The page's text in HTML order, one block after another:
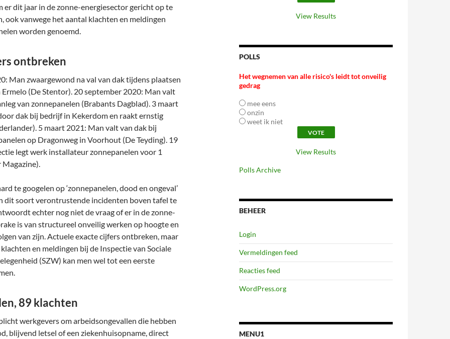
er dit jaar in de zonne-energiesector gericht op te
ook vanwege het aantal klachten en meldingen
worden genoemd.
ontbreken
Man zwaargewond na val van dak tijdens plaatsen
(De Stentor). 20 september 2020: Man valt
van zonnepanelen (Brabants Dagblad). 3 maart
dak bij bedrijf in Kekerdom en raakt ernstig
5 maart 2021: Man valt van dak bij
op Dragonweg in Voorhout (De Teyding). 19
legt werk installateur zonnepanelen voor 1
Magazine).
te googelen op ‘zonnepanelen, dood en ongeval’
dit soort verontrustende incidenten boven tafel te
echter nog niet de vraag of er in de zonne-
is van structureel onveilig werken op hoogte en
van zijn. Actuele exacte cijfers ontbreken, maar
en meldingen bij de Inspectie van Sociale
(SZW) kan men wel tot een eerste
89 klachten
werkgevers om arbeidsongevallen die hebben
blijvend letsel of een ziekenhuisopname, direct
View Results
POLLS
Het wegnemen van alle risico's leidt tot onveilig
gedrag
mee eens
onzin
weet ik niet
View Results
Polls Archive
BEHEER
Login
Vermeldingen feed
Reacties feed
WordPress.org
MENU1